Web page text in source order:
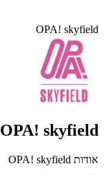
OPA! skyfield
OPA! skyfield
אודות OPA! skyfield